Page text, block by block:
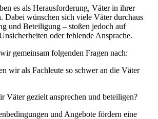
es als Herausforderung, Väter in ihrer
Dabei wünschen sich viele Väter durchaus
und Beteiligung – stoßen jedoch auf
oder fehlende Ansprache.
gemeinsam folgenden Fragen nach:
wir als Fachleute so schwer an die Väter
Väter gezielt ansprechen und beteiligen?
und Angebote fördern eine